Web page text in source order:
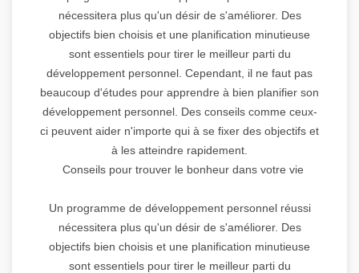
nécessitera plus qu'un désir de s'améliorer. Des
objectifs bien choisis et une planification minutieuse
sont essentiels pour tirer le meilleur parti du
développement personnel. Cependant, il ne faut pas
beaucoup d'études pour apprendre à bien planifier son
développement personnel. Des conseils comme ceux-
ci peuvent aider n'importe qui à se fixer des objectifs et
à les atteindre rapidement.
Conseils pour trouver le bonheur dans votre vie
Un programme de développement personnel réussi
nécessitera plus qu'un désir de s'améliorer. Des
objectifs bien choisis et une planification minutieuse
sont essentiels pour tirer le meilleur parti du